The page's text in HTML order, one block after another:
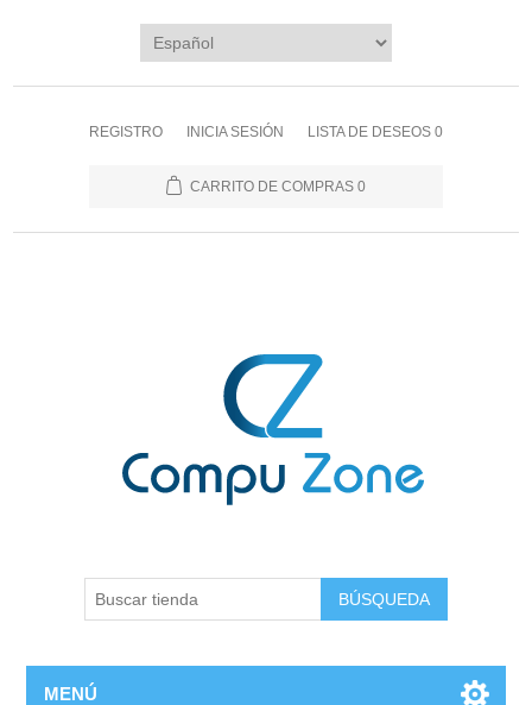
REGISTRO INICIA SESIÓN LISTA DE DESEOS 0
CARRITO DE COMPRAS 0
BÚSQUEDA
MENÚ